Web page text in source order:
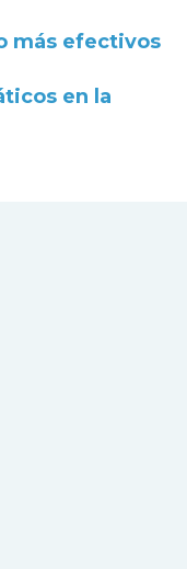
más efectivos
en la